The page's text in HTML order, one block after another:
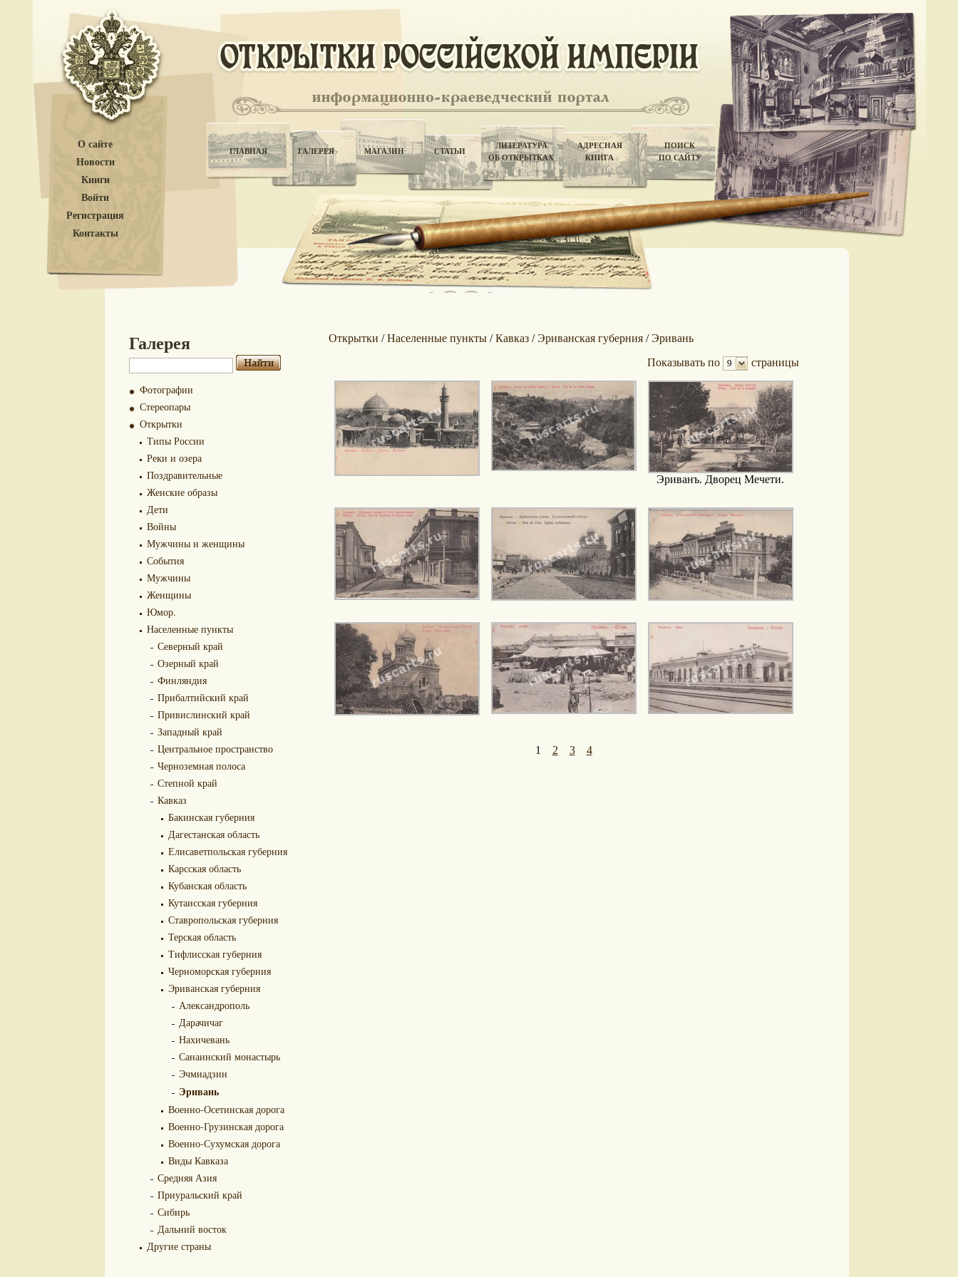
О сайте
Новости
Книги
Войти
Регистрация
Контакты
ГЛАВНАЯ ГАЛЕРЕЯ МАГАЗИН СТАТЬИ
ЛИТЕРАТУРА
ОБ ОТКРЫТКАХ
АДРЕСНАЯ
КНИГА
ПОИСК
ПО САЙТУ
Галерея
Фотографии
Стереопары
Открытки
Типы России
Реки и озера
Поздравительные
Женские образы
Дети
Войны
Мужчины и женщины
События
Мужчины
Женщины
Юмор.
Населенные пункты
Северный край
Озерный край
Финляндия
Прибалтийский край
Привислинский край
Западный край
Центральное пространство
Черноземная полоса
Степной край
Кавказ
Бакинская губерния
Дагестанская область
Елисаветпольская губерния
Карсская область
Кубанская область
Кутаисская губерния
Ставропольская губерния
Терская область
Тифлисская губерния
Черноморская губерния
Эриванская губерния
Александрополь
Дарачичаг
Нахичевань
Санаинский монастырь
Эчмиадзин
Эривань
Военно-Осетинская дорога
Военно-Грузинская дорога
Военно-Сухумская дорога
Виды Кавказа
Средняя Азия
Приуральский край
Сибирь
Дальний восток
Другие страны
Открытки /Населенные пункты/Кавказ/ Эриванская губерния/ Эривань
Показывать по 9 страницы
Эриванъ. Дворец Мечети.
1 2 3 4